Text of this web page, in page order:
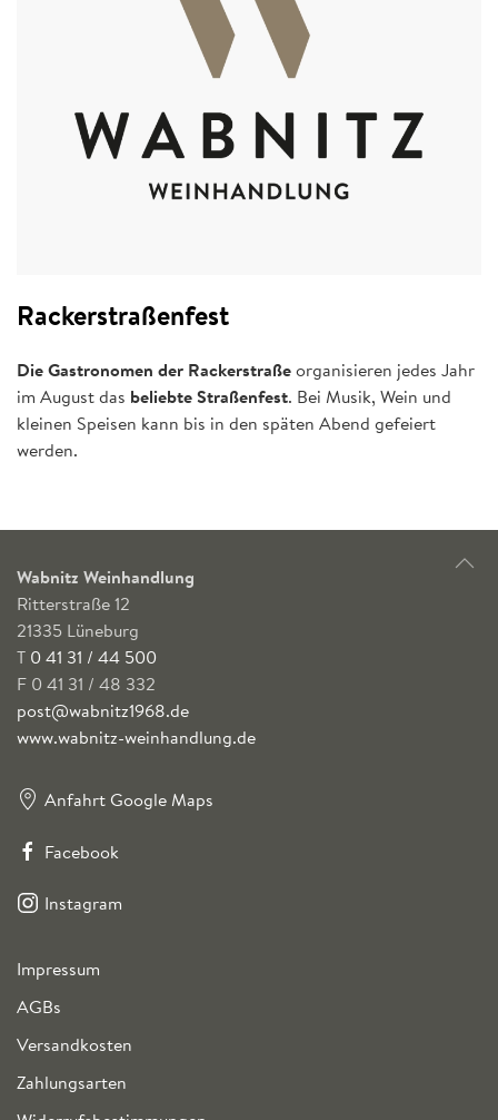
Rackerstraßenfest
Die Gastronomen der Rackerstraßeorganisieren jedes Jahr
im August das beliebte Straßenfest. Bei Musik, Wein und
kleinen Speisen kann bis in den späten Abend gefeiert
werden.
Wabnitz Weinhandlung
Ritterstraße 12
21335 Lüneburg
T 0 41 31 / 44 500
F 0 41 31 / 48 332
post@wabnitz1968.de
www.wabnitz-weinhandlung.de
Anfahrt Google Maps
Facebook
Instagram
Impressum
AGBs
Versandkosten
Zahlungsarten